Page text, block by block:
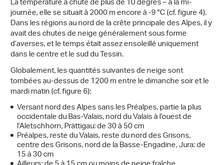
journée, elle se situait à 2000 m encore à -9 °C (cf. figure 4).
Dans les régions au nord de la crête principale des Alpes, il y
avait des chutes de neige généralement sous forme
d’averses, et le temps était assez ensoleillé uniquement
dans le centre et le sud du Tessin.
Globalement, les quantités suivantes de neige sont
tombées au-dessus de 1200 m entre le dimanche soir et le
mardi matin (cf. figure 6):
Versant nord des Alpes sans les Préalpes, partie la plus
occidentale du Bas-Valais, nord du Valais à l’ouest de
l’Aletschhorn, Prättigau: de 30 à 50 cm
Préalpes, reste du Valais, reste du nord des Grisons,
centre des Grisons, nord de la Basse-Engadine, Jura: de
15 à 30 cm